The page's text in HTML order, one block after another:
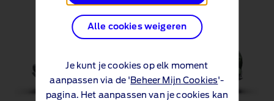
Alle cookies weigeren
Je kunt je cookies op elk moment
aanpassen via de ' Beheer Mijn Cookies'-
pagina. Het aanpassen van je cookies kan